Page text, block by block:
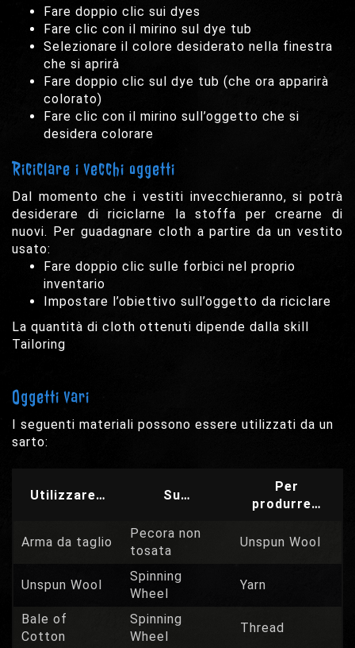
Fare doppio clic sui dyes
Fare clic con il mirino sul dye tub
Selezionare il colore desiderato nella finestra
che si aprirà
Fare doppio clic sul dye tub (che ora apparirà
colorato)
Fare clic con il mirino sull’oggetto che si
desidera colorare
Riciclare i vecchi oggetti
Dal momento che i vestiti invecchieranno, si potrà
desiderare di riciclarne la stoffa per crearne di
nuovi. Per guadagnare cloth a partire da un vestito
usato:
Fare doppio clic sulle forbici nel proprio
inventario
Impostare l’obiettivo sull’oggetto da riciclare
La quantità di cloth ottenuti dipende dalla skill
Tailoring
Oggetti vari
I seguenti materiali possono essere utilizzati da un
sarto:
Utilizzare… Su…
Per
produrre…
Arma da taglio
Pecora non
tosata
Unspun Wool
Unspun Wool
Spinning
Wheel
Yarn
Bale of
Cotton
Spinning
Wheel
Thread